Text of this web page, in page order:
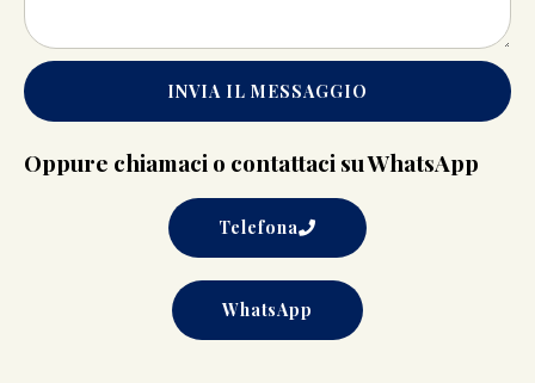
INVIA IL MESSAGGIO
Oppure chiamaci o contattaci su WhatsApp
Telefona
WhatsApp